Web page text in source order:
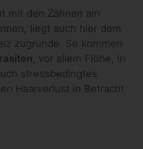
mit den Zähnen am
liegt auch hier dem
zugrunde. So kommen
, vor allem Flöhe, in
stressbedingtes
Haarverlust in Betracht